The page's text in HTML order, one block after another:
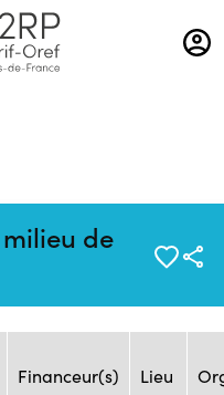
de
Métropole Lilloise
Financeur(s) Lieu